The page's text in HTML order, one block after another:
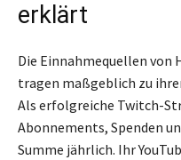
erklärt
Die Einnahmequellen von
tragen maßgeblich zu
Als erfolgreiche Twitch-
Abonnements, Spenden
Summe jährlich. Ihr